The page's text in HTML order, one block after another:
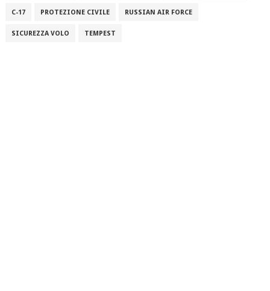
C-17 PROTEZIONE CIVILE RUSSIAN AIR FORCE
SICUREZZA VOLO TEMPEST